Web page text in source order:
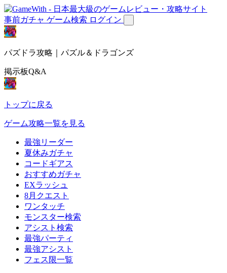
事前ガチャ ゲーム検索 ログイン
パズドラ攻略｜パズル＆ドラゴンズ
掲示板Q&A
トップに戻る
ゲーム攻略一覧を見る
最強リーダー
夏休みガチャ
コードギアス
おすすめガチャ
EXラッシュ
8月クエスト
ワンタッチ
モンスター検索
アシスト検索
最強パーティ
最強アシスト
フェス限一覧